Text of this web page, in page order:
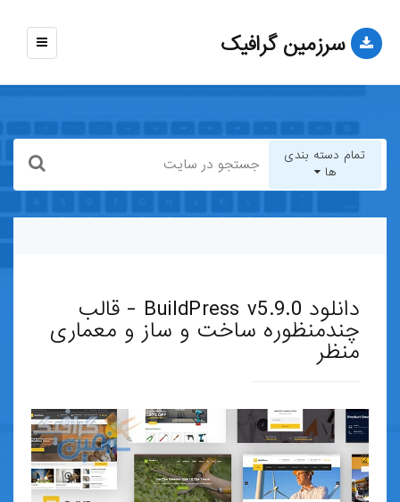
سرزمین گرافیک
نمایش
تمام دسته بندی
ها
تمام دسته بندی ها
قالب-وردپرس
قالب-HTML
قالب-پرستاشاپ
قالب-OpenCart
دانلود BuildPress v5.9.0 - قالب
چندمنظوره ساخت و ساز و معماری
منظر